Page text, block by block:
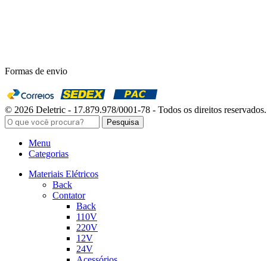
Formas de envio
© 2026 Deletric - 17.879.978/0001-78 - Todos os direitos reservados.
Pesquisa
Menu
Categorias
Materiais Elétricos
Back
Contator
Back
110V
220V
12V
24V